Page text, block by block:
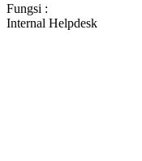
Fungsi :
Internal Helpdesk